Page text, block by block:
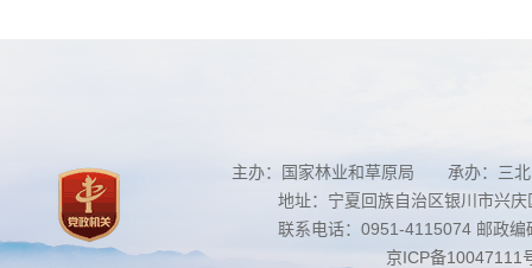
主办：国家林业和草原局 承办：三北
地址：宁夏回族自治区银川市兴
联系电话：0951-4115074 邮政
京ICP备10047111